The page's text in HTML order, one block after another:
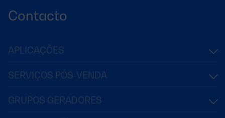
Contacto
APLICAÇÕES
SERVIÇOS PÓS-VENDA
GRUPOS GERADORES